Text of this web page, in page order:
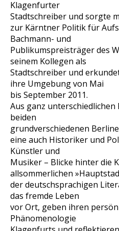
Klagenfurter
Stadtschreiber und sorgte
zur Kärntner Politik für
Bachmann- und
Publikumspreisträger des
seinem Kollegen als
Stadtschreiber und
ihre Umgebung von Mai
bis September 2011.
Aus ganz
beiden
grundverschiedenen
eine auch Historiker und
Künstler und
Musiker – Blicke hinter die
allsommerlichen
der deutschsprachigen
das fremde Leben
vor Ort, geben ihren
Phänomenologie